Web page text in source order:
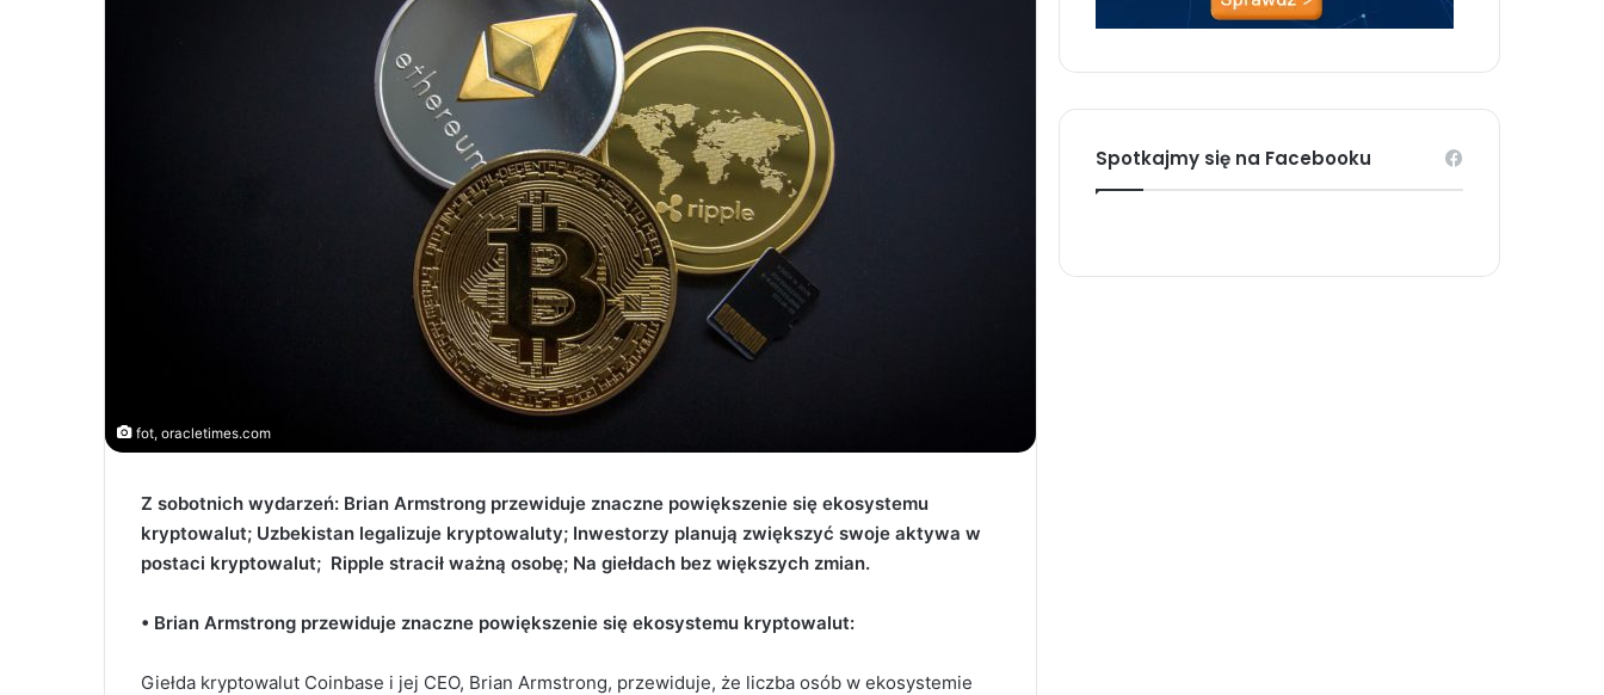
fot, oracletimes.com
Z sobotnich wydarzeń: Brian Armstrong przewiduje znaczne powiększenie się ekosystemu
kryptowalut; Uzbekistan legalizuje kryptowaluty; Inwestorzy planują zwiększyć swoje aktywa w
postaci kryptowalut; Ripple stracił ważną osobę; Na giełdach bez większych zmian.
• Brian Armstrong przewiduje znaczne powiększenie się ekosystemu kryptowalut:
Giełda kryptowalut Coinbase i jej CEO, Brian Armstrong, przewiduje, że liczba osób w ekosystemie
Spotkajmy się na Facebooku